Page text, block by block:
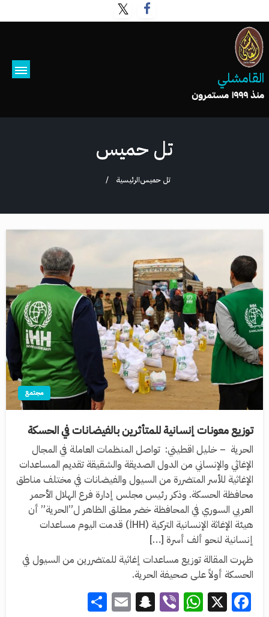
القامشلي
منذ ١٩٩٩ مستمرون
تل حميس
الرئيسيةتل حميس
مجتمع
توزيع معونات إنسانية للمتأثرين بالفيضانات في الحسكة
الحرية – خليل اقطيني: تواصل المنظمات العاملة في المجال
الإغاثي والإنساني من الدول الصديقة والشقيقة تقديم المساعدات
الإغاثية للأسر المتضررة من السيول والفيضانات في مختلف مناطق
محافظة الحسكة. وذكر رئيس مجلس إدارة فرع الهلال الأحمر
العربي السوري في المحافظة خضر مطلق الظاهر ل”الحرية” أن
هيئة الإغاثة الإنسانية التركية (İHH) قدمت اليوم مساعدات
إنسانية لنحو ألف أسرة […]
ظهرت المقالة توزيع مساعدات إغاثية للمتضررين من السيول في
الحسكة أولاً على صحيفة الحرية.
Facebook
X
WhatsApp
Viber
Snapchat
Email